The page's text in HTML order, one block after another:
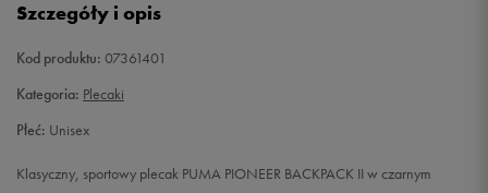
Szczegóły i opis
Kod produktu: 07361401
Kategoria: Plecaki
Płeć: Unisex
Klasyczny, sportowy plecak PUMA PIONEER BACKPACK II w czarnym